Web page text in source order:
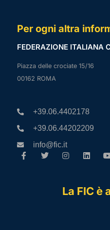
Per ogni altra
FEDERAZIONE ITALIANA
Piazza delle crociate 15/16
00162 ROMA
+39.06.4402178
+39.06.44202209
info@fic.it
La FIC è